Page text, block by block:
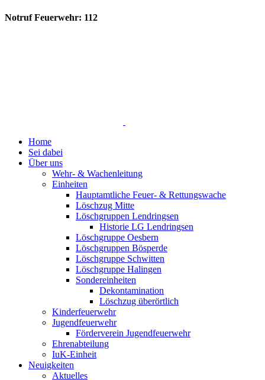
Notruf Feuerwehr: 112
Home
Sei dabei
Über uns
Wehr- & Wachenleitung
Einheiten
Hauptamtliche Feuer- & Rettungswache
Löschzug Mitte
Löschgruppen Lendringsen
Historie LG Lendringsen
Löschgruppe Oesbern
Löschgruppen Bösperde
Löschgruppe Schwitten
Löschgruppe Halingen
Sondereinheiten
Dekontamination
Löschzug überörtlich
Kinderfeuerwehr
Jugendfeuerwehr
Förderverein Jugendfeuerwehr
Ehrenabteilung
IuK-Einheit
Neuigkeiten
Aktuelles